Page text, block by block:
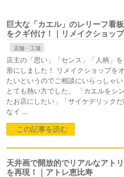
巨大な「カエル」のレリーフ看
をクギ付け！｜リメイクショッ
店舗・工場
店主の「思い」「センス」「人柄」を
形にしました！ リメイクショップを
たいというのでご相談にいらっしゃい
とても熱い方でした。 「カエルをシ
たお店にしたい」「サイケデリック
なイ …
この記事を読む
天井画で開放的でリアルなアト
を再現！｜アトレ恵比寿